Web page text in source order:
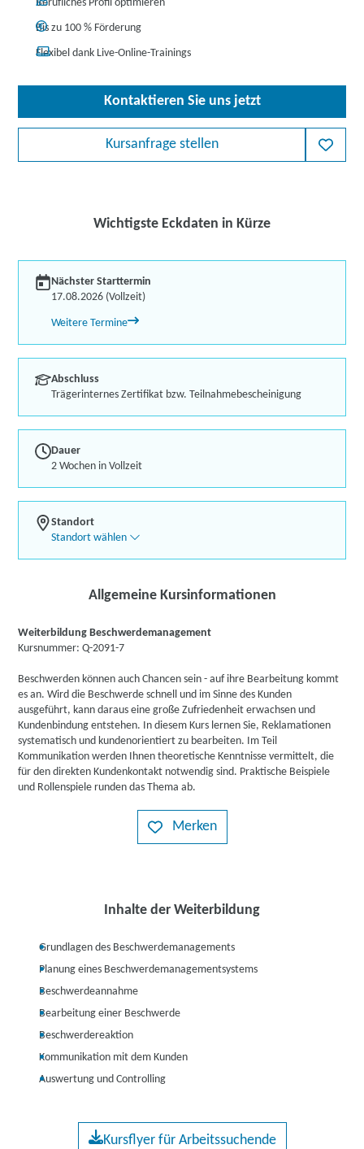
Berufliches Profil optimieren
Bis zu 100 % Förderung
Flexibel dank Live-Online-Trainings
Kontaktieren Sie uns jetzt
Kursanfrage stellen
Wichtigste Eckdaten in Kürze
Nächster Starttermin
17.08.2026 (Vollzeit)
Weitere Termine
Abschluss
Trägerinternes Zertifikat bzw. Teilnahmebescheinigung
Dauer
2 Wochen in Vollzeit
Standort
Standort wählen
Allgemeine Kursinformationen
Weiterbildung Beschwerdemanagement
Kursnummer: Q-2091-7
Beschwerden können auch Chancen sein - auf ihre Bearbeitung kommt
es an. Wird die Beschwerde schnell und im Sinne des Kunden
ausgeführt, kann daraus eine große Zufriedenheit erwachsen und
Kundenbindung entstehen. In diesem Kurs lernen Sie, Reklamationen
systematisch und kundenorientiert zu bearbeiten. Im Teil
Kommunikation werden Ihnen theoretische Kenntnisse vermittelt, die
für den direkten Kundenkontakt notwendig sind. Praktische Beispiele
und Rollenspiele runden das Thema ab.
Merken
Inhalte der Weiterbildung
Grundlagen des Beschwerdemanagements
Planung eines Beschwerdemanagementsystems
Beschwerdeannahme
Bearbeitung einer Beschwerde
Beschwerdereaktion
Kommunikation mit dem Kunden
Auswertung und Controlling
Kursflyer für Arbeitssuchende